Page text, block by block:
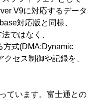
V9に対応するデータ
対応版と同様、
ではなく、
方式(DMA:Dynamic
セス制御や記録を、
ています。富士通との